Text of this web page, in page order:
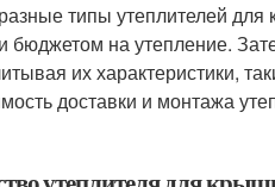
типы утеплителей
бюджетом на утепление.
их характеристики,
доставки и монтажа